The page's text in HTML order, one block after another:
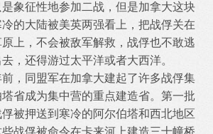
征性地参加二战，但是加拿大这块
冷的大陆被美英两强看上，把战俘关在
上，不会被敌军解救，战俘也不敢逃
，还得游过太平洋或者大西洋。
同盟军在加拿大建起了许多战俘集
省成为集中营的重点建造省。第一批
被押送到寒冷的阿尔伯塔和西北地区
战俘被命令在卡来河上建造三十幢桥